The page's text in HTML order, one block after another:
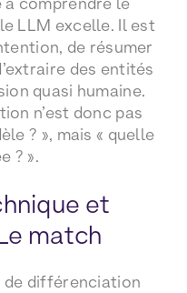
LLM excelle. Il est
de résumer
des entités
quasi humaine.
n’est donc pas
? », mais « quelle
? ».
et
match
différenciation